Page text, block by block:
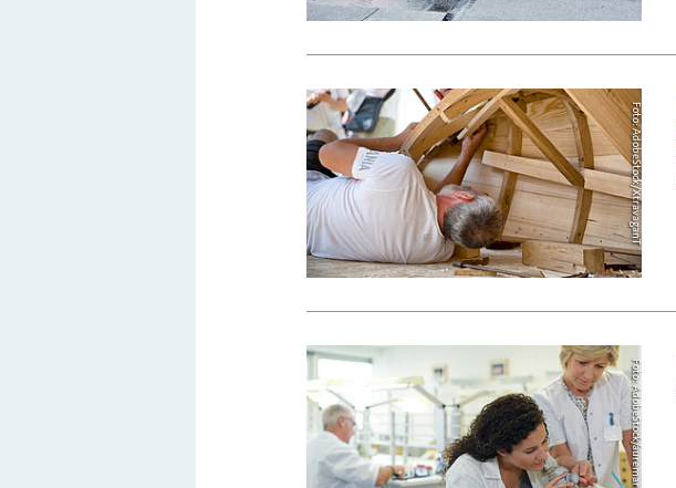
Foto: AdobeStock/XtravaganT
Foto: AdobeStock/auremar